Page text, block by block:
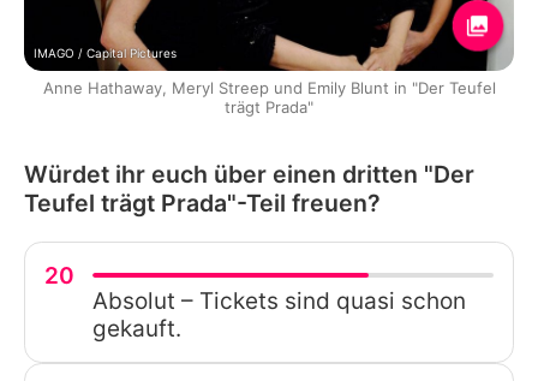
IMAGO / Capital Pictures
Anne Hathaway, Meryl Streep und Emily Blunt in "Der Teufel
trägt Prada"
Würdet ihr euch über einen dritten "Der
Teufel trägt Prada"-Teil freuen?
20
Absolut – Tickets sind quasi schon
gekauft.